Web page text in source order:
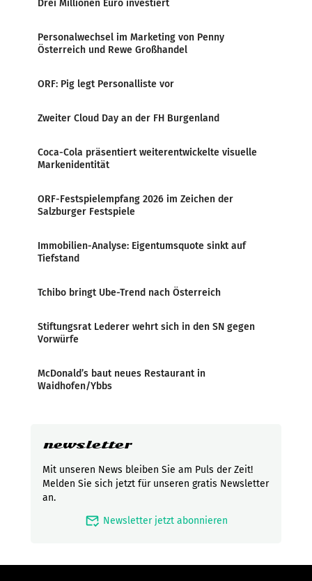
Drei Millionen Euro investiert
Personalwechsel im Marketing von Penny
Österreich und Rewe Großhandel
ORF: Pig legt Personalliste vor
Zweiter Cloud Day an der FH Burgenland
Coca-Cola präsentiert weiterentwickelte visuelle
Markenidentität
ORF-Festspielempfang 2026 im Zeichen der
Salzburger Festspiele
Immobilien-Analyse: Eigentumsquote sinkt auf
Tiefstand
Tchibo bringt Ube-Trend nach Österreich
Stiftungsrat Lederer wehrt sich in den SN gegen
Vorwürfe
McDonald’s baut neues Restaurant in
Waidhofen/Ybbs
newsletter
Mit unseren News bleiben Sie am Puls der Zeit!
Melden Sie sich jetzt für unseren gratis Newsletter
an.
mark_email_read Newsletter jetzt abonnieren